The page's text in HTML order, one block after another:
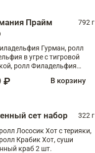
Прайм
792 г
Гурман, ролл
в угре с тигровой
ролл Филадельфия
₽ В корзину
сет набор
322 г
Лососик Хот с терияки,
Крабик Хот, суши
краб 2 шт.